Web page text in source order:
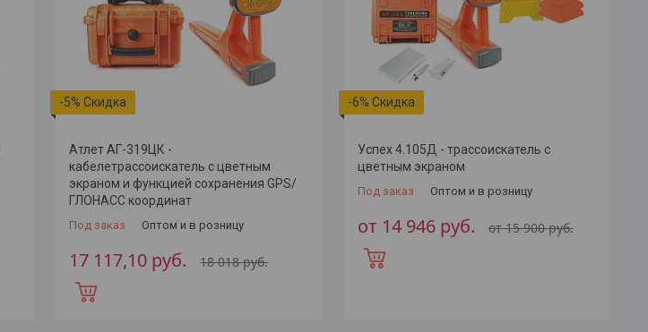
-5%
Атлет АГ-319ЦК -
кабелетрассоискатель с цветным
экраном и функцией сохранения GPS/
ГЛОНАСС координат
Под заказ Оптом и в розницу
18 018руб.
17 117,10 руб.
-6%
Успех 4.105Д - трассоискатель с
цветным экраном
Под заказ Оптом и в розницу
от 15 900руб.
от 14 946 руб.